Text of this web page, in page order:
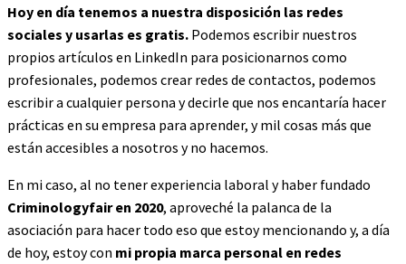
Hoy en día tenemos a nuestra disposición las redes
sociales y usarlas es gratis. Podemos escribir nuestros
propios artículos en LinkedIn para posicionarnos como
profesionales, podemos crear redes de contactos, podemos
escribir a cualquier persona y decirle que nos encantaría hacer
prácticas en su empresa para aprender, y mil cosas más que
están accesibles a nosotros y no hacemos.
En mi caso, al no tener experiencia laboral y haber fundado
Criminologyfair en 2020, aproveché la palanca de la
asociación para hacer todo eso que estoy mencionando y, a día
de hoy, estoy con mi propia marca personal en redes